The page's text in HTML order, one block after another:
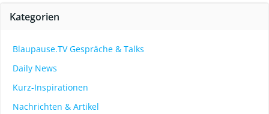
Kategorien
Blaupause.TV Gespräche & Talks
Daily News
Kurz-Inspirationen
Nachrichten & Artikel